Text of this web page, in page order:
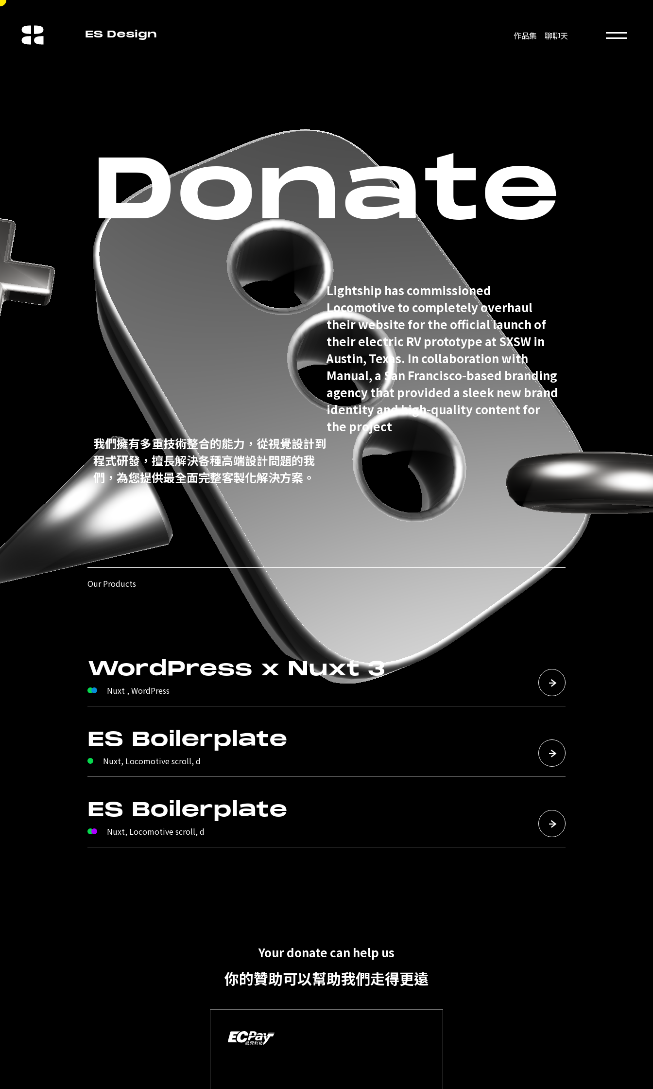
ES Design Loves Egg! 作品集 聊聊天
hi@e-s.tw
+886-2-7709-9890
台灣台北內湖路一段737巷112號1F
ES Design © 2022 隱私權政策
作品集
關於我們
關於我們
Donate
Lightship has commissioned
Locomotive to completely overhaul
their website for the official launch of
their electric RV prototype at SXSW in
Austin, Texas. In collaboration with
Manual, a San Francisco-based branding
agency that provided a sleek new brand
identity and high-quality content for
the project
我們擁有多重技術整合的能力，從視覺設計到
程式研發，擅長解決各種高端設計問題的我
們，為您提供最全面完整客製化解決方案。
Our Products
WordPress x Nuxt 3
Nuxt , WordPress
ES Boilerplate
Nuxt, Locomotive scroll, d
ES Boilerplate
Nuxt, Locomotive scroll, d
Your donate can help us
你的贊助可以幫助我們走得更遠
初次進面，哩賀！